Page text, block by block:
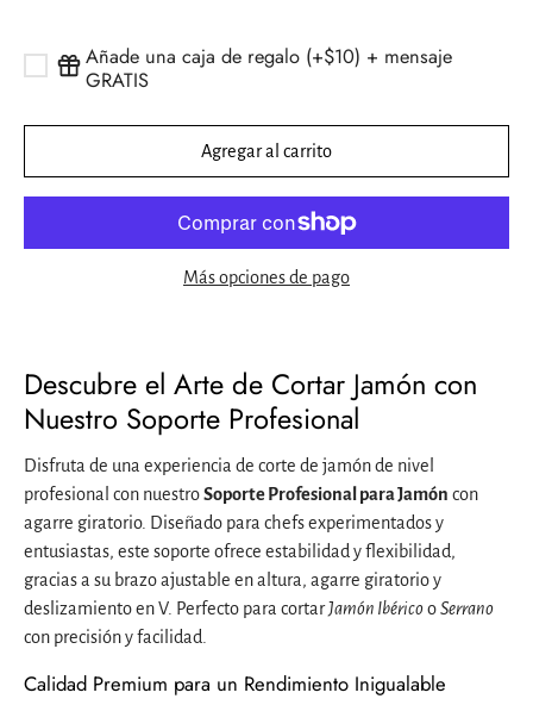
Añade una caja de regalo (+$10) + mensaje
GRATIS
Agregar al carrito
Más opciones de pago
Descubre el Arte de Cortar Jamón con
Nuestro Soporte Profesional
Disfruta de una experiencia de corte de jamón de nivel
profesional con nuestroSoporte Profesional para Jamón con
agarre giratorio. Diseñado para chefs experimentados y
entusiastas, este soporte ofrece estabilidad y flexibilidad,
gracias a su brazo ajustable en altura, agarre giratorio y
deslizamiento en V. Perfecto para cortarJamón IbéricooSerrano
con precisión y facilidad.
Calidad Premium para un Rendimiento Inigualable